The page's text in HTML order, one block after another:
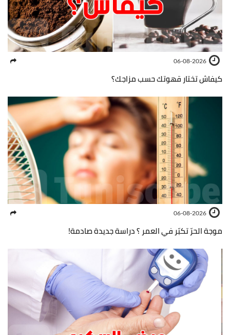
06-08-2026
كيفاش تختار قهوتك حسب مزاجك؟
06-08-2026
موجة الحرّ تكبّر في العمر ؟ دراسة جديدة صادمة!